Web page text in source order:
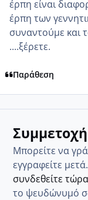
έρπη είναι
έρπη των
συναντούμε και
....ξέρετε.
Παράθεση
Μπορείτε να
εγγραφείτε
συνδεθείτε τώρα
το ψευδώνυμό